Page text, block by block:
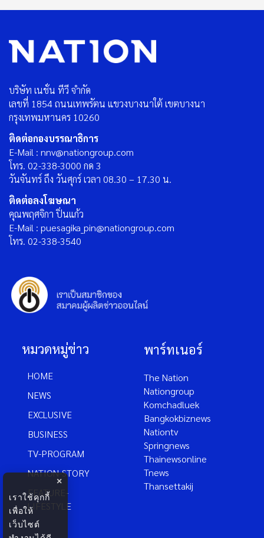
บริษัท เนชั่น ทีวี จำกัด
เลขที่ 1854 ถนนเทพรัตน แขวงบางนาใต้ เขตบางนา
กรุงเทพมหานคร 10260
ติดต่อกองบรรณาธิการ
E-Mail : nnv@nationgroup.com
โทร. 02-338-3000 กด 3
วันจันทร์ ถึง วันศุกร์ เวลา 08.30 – 17.30 น.
ติดต่อลงโฆษณา
คุณพฤศจิกา ปิ่นแก้ว
E-Mail : puesagika_pin@nationgroup.com
โทร. 02-338-3540
หมวดหมู่ข่าว
HOME
NEWS
EXCLUSIVE
BUSINESS
TV-PROGRAM
NATION-STORY
FEATURE-
LIFESTYLE
พาร์ทเนอร์
The Nation
Nationgroup
Komchadluek
Bangkokbiznews
Nationtv
Springnews
Thainewsonline
Tnews
Thansettakij
×
เราใช้คุกกี้
เพื่อให้
เว็บไซต์